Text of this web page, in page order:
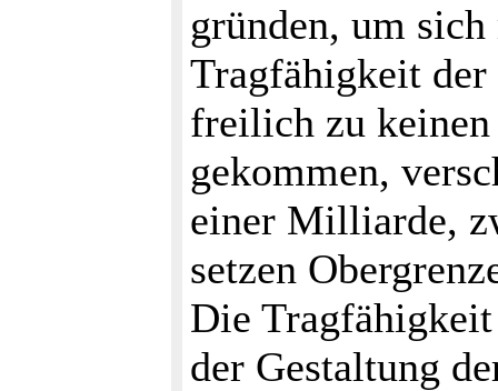
gründen, um
Tragfähigkeit
freilich zu keinen
gekommen,
einer Milliarde,
setzen
Die
der Gestaltung